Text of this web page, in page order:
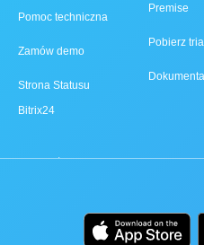
Pomoc techniczna
Zamów demo
Strona Statusu
Bitrix24
Premise
Pobierz trial